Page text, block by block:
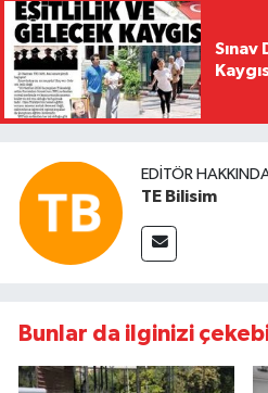
Sınav
EDITÖR
TE Bilisim
Bunlar da ilginizi